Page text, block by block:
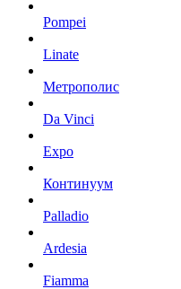
Pompei
Linate
Метрополис
Da Vinci
Expo
Континуум
Palladio
Ardesia
Fiamma